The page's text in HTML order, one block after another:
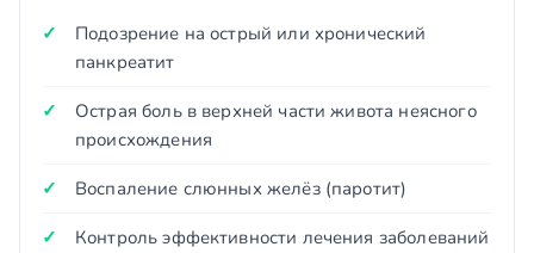
Подозрение на острый или хронический
панкреатит
Острая боль в верхней части живота неясного
происхождения
Воспаление слюнных желёз (паротит)
Контроль эффективности лечения заболеваний